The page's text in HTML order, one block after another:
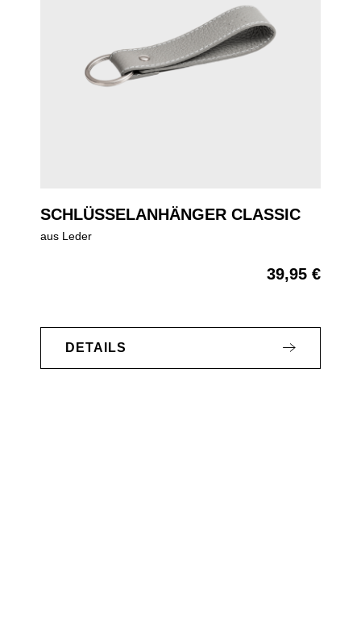
SCHLÜSSELANHÄNGER CLASSIC
aus Leder
39,95 €
DETAILS